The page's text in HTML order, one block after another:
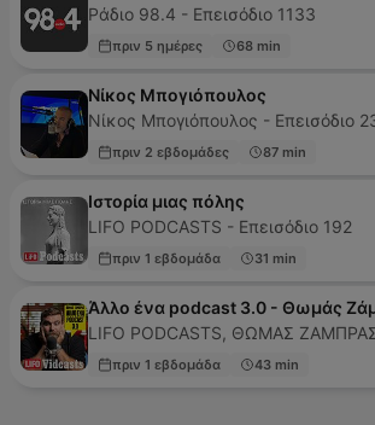
Ράδιο 98.4 - Επεισόδιο 1133
πριν 5 ημέρες 68 min
Νίκος Μπογιόπουλος
Νίκος Μπογιόπουλος - Επεισόδιο
πριν 2 εβδομάδες 87 min
Ιστορία μιας πόλης
LIFO PODCASTS - Επεισόδιο 192
πριν 1 εβδομάδα 31 min
Άλλο ένα podcast 3.0 - Θωμάς
πριν 1 εβδομάδα 43 min